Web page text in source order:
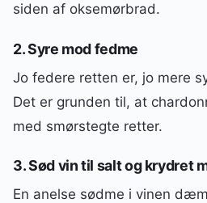
siden af oksemørbrad.
2. Syre mod fedme
Jo federe retten er, jo mere
Det er grunden til, at
med smørstegte retter.
3. Sød vin til salt og krydret
En anelse sødme i vinen